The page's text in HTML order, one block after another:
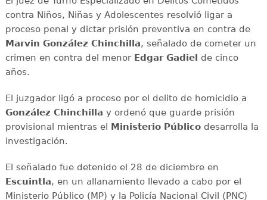
contra Niños, Niñas y Adolescentes resolvió ligar a
proceso penal y dictar prisión preventiva en contra de
Marvin González Chinchilla, señalado de cometer un
crimen en contra del menor Edgar Gadiel de cinco
años.
El juzgador ligó a proceso por el delito de homicidio a
González Chinchilla y ordenó que guarde prisión
provisional mientras el Ministerio Públicodesarrolla la
investigación.
El señalado fue detenido el 28 de diciembre en
Escuintla, en un allanamiento llevado a cabo por el
Ministerio Público (MP) y la Policía Nacional Civil (PNC)